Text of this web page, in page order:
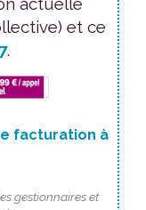
et ce
.
facturation à
gestionnaires et